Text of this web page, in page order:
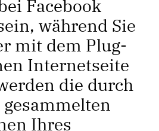
Facebook
während Sie
mit dem Plug-
Internetseite
die durch
Ihres